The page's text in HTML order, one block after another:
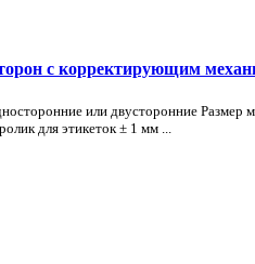
с корректирующим
или двусторонние
для этикеток ± 1 мм ...